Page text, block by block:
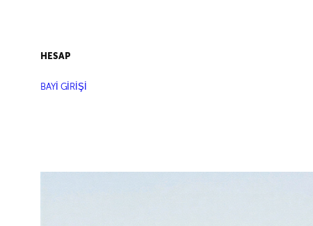
HESAP
BAYİ GİRİŞİ